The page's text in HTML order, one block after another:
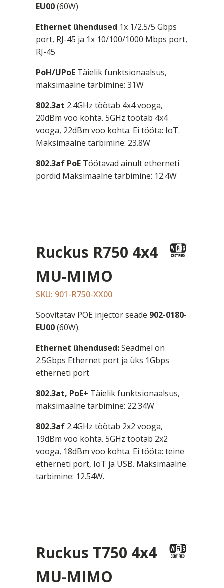
EU00(60W)
Ethernet ühendused 1x 1/2.5/5 Gbps
port, RJ-45 ja 1x 10/100/1000 Mbps port,
RJ-45
PoH/UPoE Täielik funktsionaalsus,
maksimaalne tarbimine: 31W
802.3at 2.4GHz töötab 4x4 vooga,
20dBm voo kohta. 5GHz töötab 4x4
vooga, 22dBm voo kohta. Ei tööta: IoT.
Maksimaalne tarbimine: 23.8W
802.3af PoE Töötavad ainult etherneti
pordid Maksimaalne tarbimine: 12.4W
Ruckus R750 4x4
MU-MIMO
SKU: 901-R750-XX00
Soovitatav POE injector seade 902-0180-
EU00(60W).
Ethernet ühendused:Seadmel on
2.5Gbps Ethernet port ja üks 1Gbps
etherneti port
802.3at, PoE+ Täielik funktsionaalsus,
maksimaalne tarbimine: 22.34W
802.3af 2.4GHz töötab 2x2 vooga,
19dBm voo kohta. 5GHz töötab 2x2
vooga, 18dBm voo kohta. Ei tööta: teine
etherneti port, IoT ja USB. Maksimaalne
tarbimine: 12.54W.
Ruckus T750 4x4
MU-MIMO